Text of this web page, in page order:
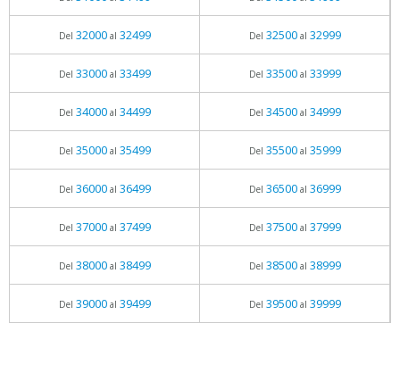
Del 32000al 32499 Del 32500al 32999
Del 33000al 33499 Del 33500al 33999
Del 34000al 34499 Del 34500al 34999
Del 35000al 35499 Del 35500al 35999
Del 36000al 36499 Del 36500al 36999
Del 37000al 37499 Del 37500al 37999
Del 38000al 38499 Del 38500al 38999
Del 39000al 39499 Del 39500al 39999